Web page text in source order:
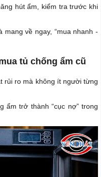
hút ẩm, kiểm tra trước khi
về ngay, “mua nhanh -
tủ chống ẩm cũ
rủi ro mà không ít người từng
ẩm trở thành “cục nợ” trong